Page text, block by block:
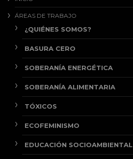
ÁREAS DE TRABAJO
¿QUIÉNES SOMOS?
BASURA CERO
SOBERANÍA ENERGÉTICA
SOBERANÍA ALIMENTARIA
TÓXICOS
ECOFEMINISMO
EDUCACIÓN SOCIOAMBIENTAL